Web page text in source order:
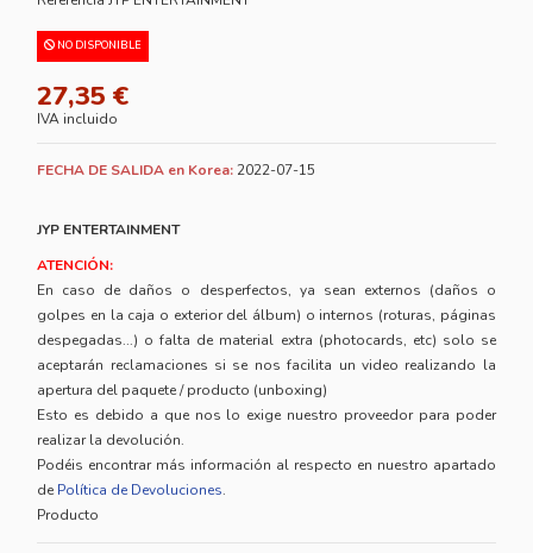
NO DISPONIBLE
27,35 €
IVA incluido
FECHA DE SALIDA en Korea:2022-07-15
JYP ENTERTAINMENT
ATENCIÓN:
En caso de daños o desperfectos, ya sean externos (daños o
golpes en la caja o exterior del álbum) o internos (roturas, páginas
despegadas...) o falta de material extra (photocards, etc) solo se
aceptarán reclamaciones si se nos facilita un video realizando la
apertura del paquete / producto (unboxing)
Esto es debido a que nos lo exige nuestro proveedor para poder
realizar la devolución.
Podéis encontrar más información al respecto en nuestro apartado
de Política de Devoluciones.
Producto